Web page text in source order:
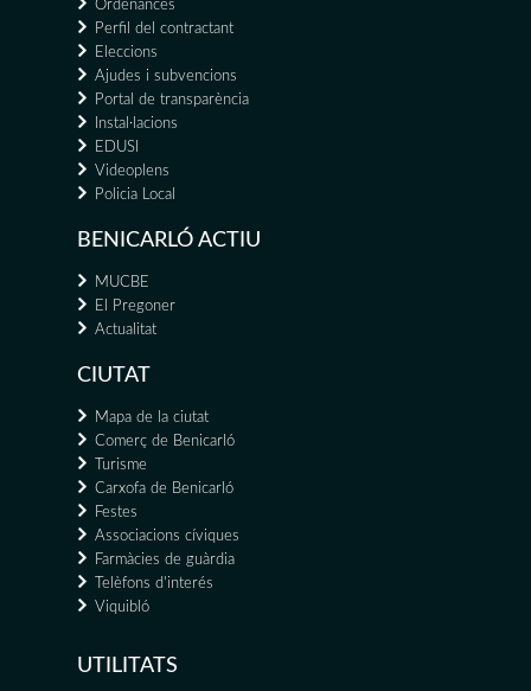
Ordenances
Perfil del contractant
Eleccions
Ajudes i subvencions
Portal de transparència
Instal·lacions
EDUSI
Videoplens
Policia Local
BENICARLÓ ACTIU
MUCBE
El Pregoner
Actualitat
CIUTAT
Mapa de la ciutat
Comerç de Benicarló
Turisme
Carxofa de Benicarló
Festes
Associacions cíviques
Farmàcies de guàrdia
Telèfons d'interés
Viquibló
UTILITATS